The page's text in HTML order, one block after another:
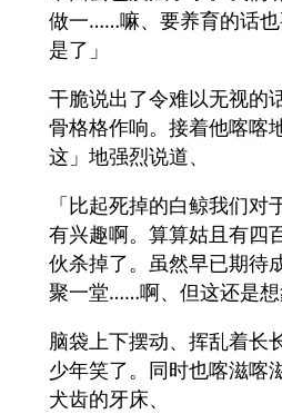
做一……嘛、要养育的话
是了」
干脆说出了令难以无视的
骨格格作响。接着他喀喀
这」地强烈说道、
「比起死掉的白鲸我们对
有兴趣啊。算算姑且有四
伙杀掉了。虽然早已期待
聚一堂……啊、但这还是想
脑袋上下摆动、挥乱着长
少年笑了。同时也喀滋喀
犬齿的牙床、